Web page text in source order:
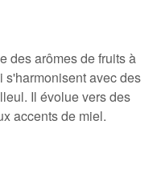
des arômes de fruits à
s'harmonisent avec des
Il évolue vers des
accents de miel.